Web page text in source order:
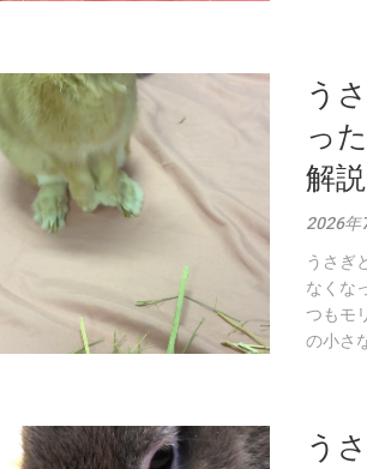
う
っ
解説
2026年
うさぎ
なくな
つもモ
の小さ
う